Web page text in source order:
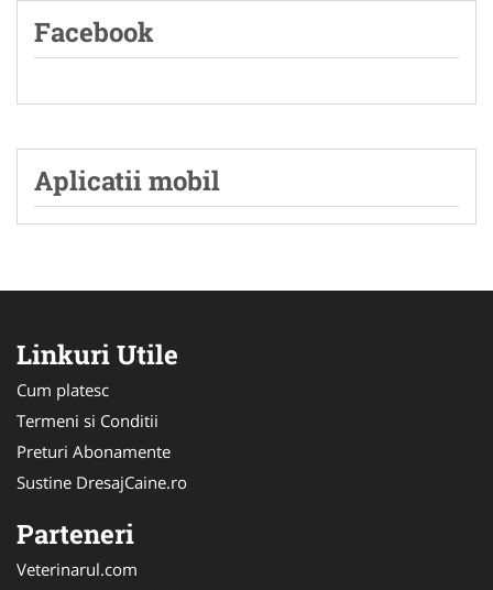
Facebook
Aplicatii mobil
Linkuri Utile
Cum platesc
Termeni si Conditii
Preturi Abonamente
Sustine DresajCaine.ro
Parteneri
Veterinarul.com